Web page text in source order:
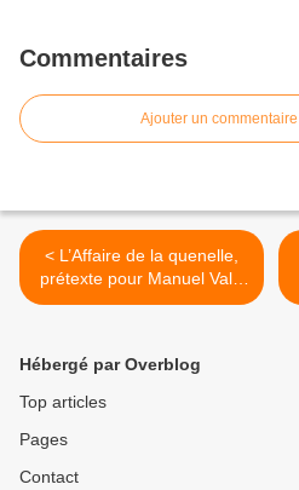
Commentaires
Ajouter un commentaire
< L’Affaire de la quenelle,
prétexte pour Manuel Valls
à de nouvelles restrictions
Hébergé par Overblog
Top articles
Pages
Contact